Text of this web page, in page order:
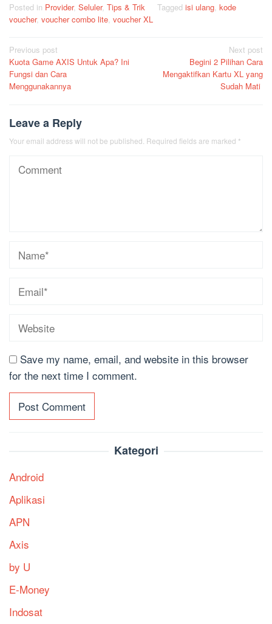
Posted in Provider, Seluler, Tips & Trik Tagged isi ulang kode
voucher, voucher combo lite voucher XL
Post
navigation
Previous post
Kuota Game AXIS Untuk Apa? Ini
Fungsi dan Cara
Menggunakannya
Next post
Begini 2 Pilihan Cara
Mengaktifkan Kartu XL yang
Sudah Mati
Leave a Reply
Your email address will not be published. Required fields are marked *
Save my name, email, and website in this browser
for the next time I comment.
Kategori
Android
Aplikasi
APN
Axis
by U
E-Money
Indosat